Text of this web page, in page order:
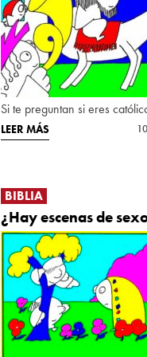
Si te preguntan si eres
LEER MÁS
BIBLIA
¿Hay escenas de